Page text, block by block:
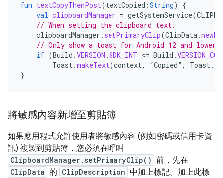
fun textCopyThenPost(textCopied :String)
{
val clipboardManager = getSystemService(
// When setting the clipboard text.
clipboardManager . setPrimaryClip(ClipData.
// Only show a toast for Android 12 and lower.
if (Build .VERSION .SDK_INT <= Build .
Toast.makeText(context, “Copied” , Toast.
}
將敏感內容新增至剪貼簿
如果應用程式允許使用者將敏感內容 (例如密碼或信用卡資
訊) 複製到剪貼簿，您必須在呼叫
ClipboardManager.setPrimaryClip() 前，先在
ClipData 的 ClipDescription 中加上標記。加上此標